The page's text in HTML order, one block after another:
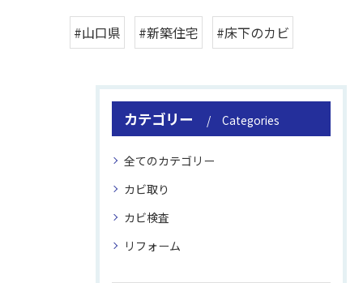
#山口県 #新築住宅 #床下のカビ
カテゴリー Categories
全てのカテゴリー
カビ取り
カビ検査
リフォーム